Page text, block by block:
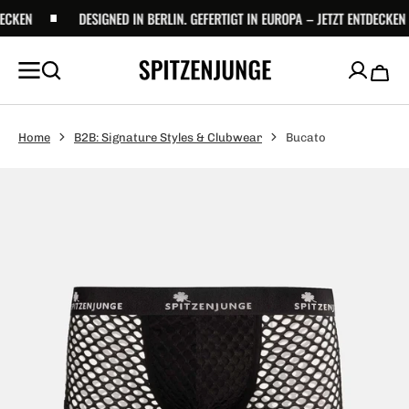
DESIGNED IN BERLIN. GEFERTIGT IN EUROPA – JETZT ENTDECKEN
Home B2B: Signature Styles & Clubwear Bucato
die